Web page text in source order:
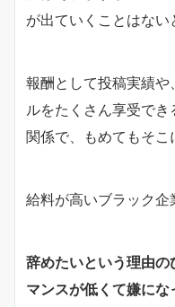
が出ていくことはない
報酬として投稿実績
ルをたくさん享受で
関係で、もめてもそこ
給料が高いブラック企
辞めたいという理由
マンスが低くて嫌に